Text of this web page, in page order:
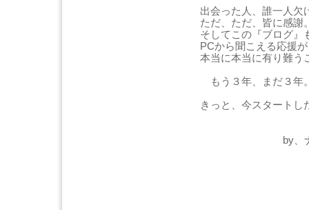
出会った人、誰一人欠
ただ、ただ、皆に感謝
そしてこの『ブログ』
PCから聞こえる応援
本当に本当に有り難う
もう３年、まだ３年
きっと、今スタートし
by、ナカ